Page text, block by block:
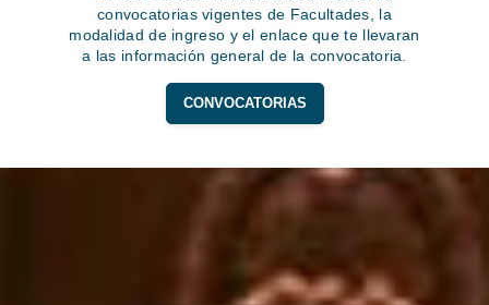
convocatorias vigentes de Facultades, la
modalidad de ingreso y el enlace que te llevaran
a las información general de la convocatoria.
CONVOCATORIAS